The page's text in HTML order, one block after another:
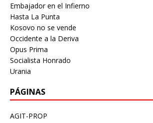
Embajador en el Infierno
Hasta La Punta
Kosovo no se vende
Occidente a la Deriva
Opus Prima
Socialista Honrado
Urania
PÁGINAS
AGIT-PROP